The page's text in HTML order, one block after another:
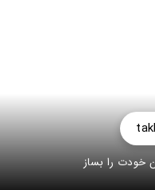
خودت را بساز